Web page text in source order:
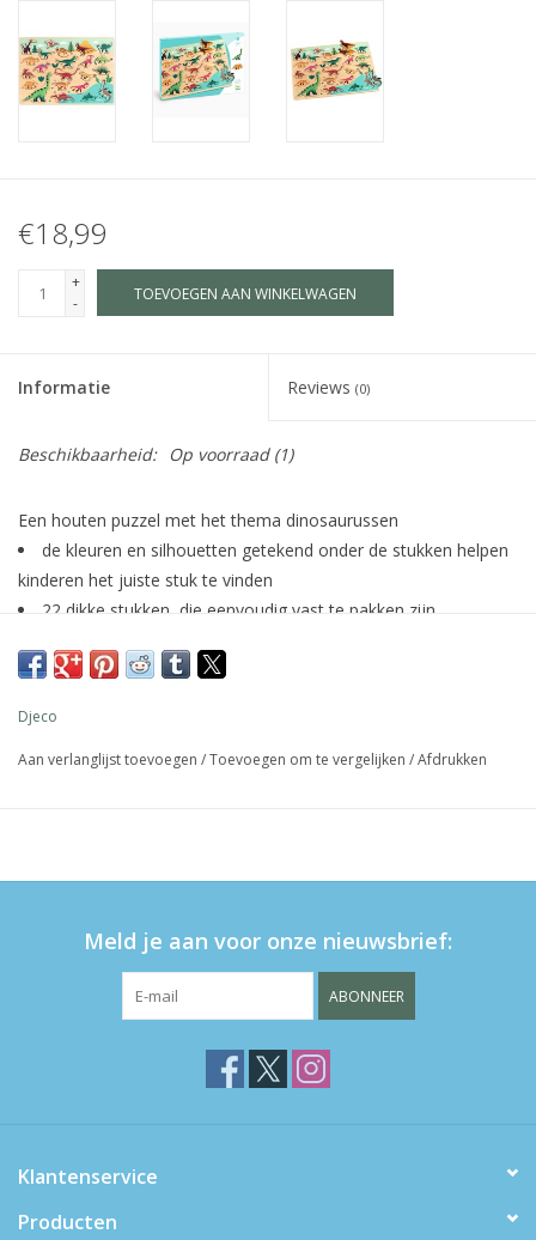
€18,99
+
-
TOEVOEGEN AAN WINKELWAGEN
Informatie Reviews (0)
Beschikbaarheid: Op voorraad(1)
Een houten puzzel met het thema dinosaurussen
de kleuren en silhouetten getekend onder de stukken helpen
kinderen het juiste stuk te vinden
22 dikke stukken, die eenvoudig vast te pakken zijn
gemaakt van FSC®-gecertificeerd hout
Djeco
Aan verlanglijst toevoegen /Toevoegen om te vergelijken /Afdrukken
Meld je aan voor onze nieuwsbrief:
ABONNEER
Klantenservice
Producten